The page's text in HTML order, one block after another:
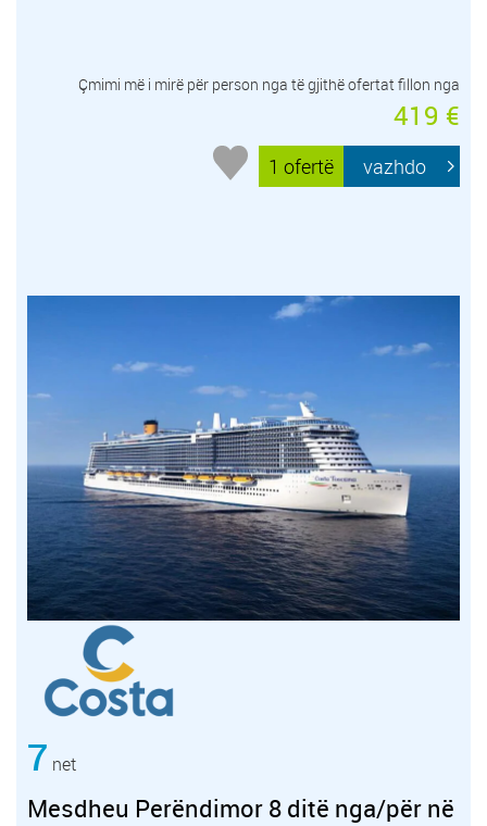
Çmimi më i mirë për person nga të gjithë ofertat fillon nga
419 €
1 ofertë vazhdo
7 net
Mesdheu Perëndimor 8 ditë nga/për në